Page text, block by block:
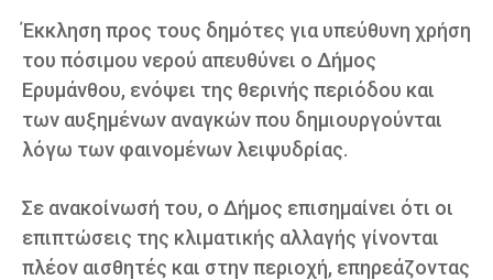
Έκκληση προς τους δημότες για υπεύθυνη χρήση
του πόσιμου νερού απευθύνει ο Δήμος
Ερυμάνθου, ενόψει της θερινής περιόδου και
των αυξημένων αναγκών που δημιουργούνται
λόγω των φαινομένων λειψυδρίας.
Σε ανακοίνωσή του, ο Δήμος επισημαίνει ότι οι
επιπτώσεις της κλιματικής αλλαγής γίνονται
πλέον αισθητές και στην περιοχή, επηρεάζοντας